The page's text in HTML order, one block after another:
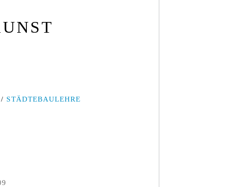
/ STÄDTEBAULEHRE